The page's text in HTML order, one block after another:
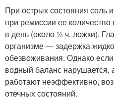
При острых состояния соль
при ремиссии ее
в день (около ½ ч. ложки).
организме — задержка
обезвоживания. Однако
водный баланс нарушается,
работают неэффективно,
отечных состояний.